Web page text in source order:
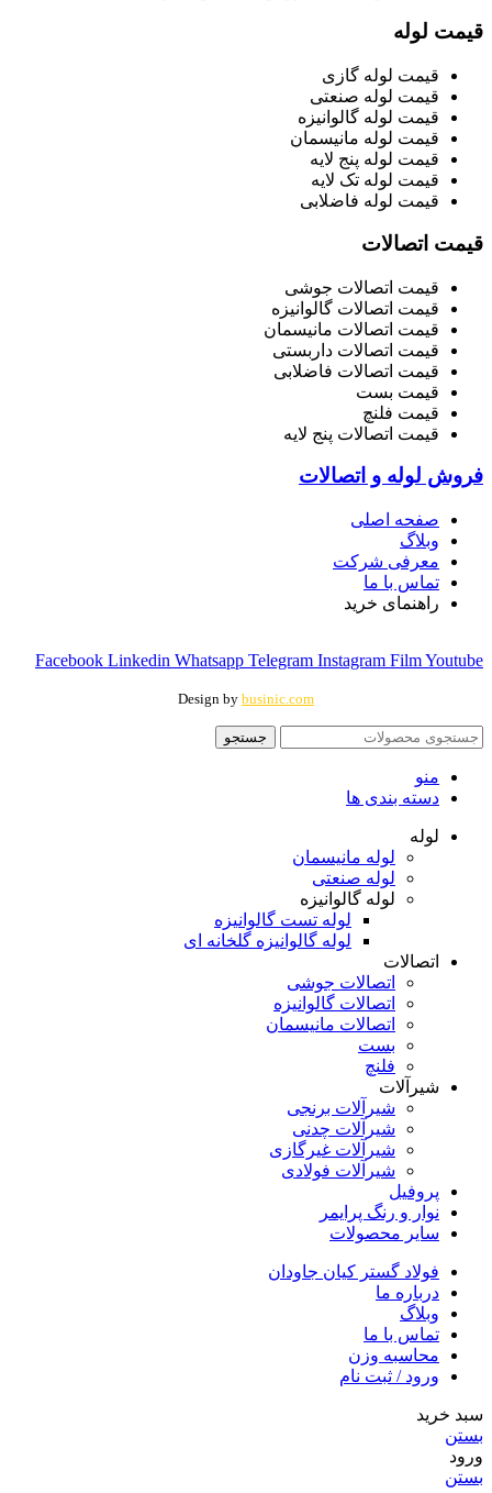
قیمت لوله
قیمت لوله گازی
قیمت لوله صنعتی
قیمت لوله گالوانیزه
قیمت لوله مانیسمان
قیمت لوله پنج لایه
قیمت لوله تک لایه
قیمت لوله فاضلابی
قیمت اتصالات
قیمت اتصالات جوشی
قیمت اتصالات گالوانیزه
قیمت اتصالات مانیسمان
قیمت اتصالات داربستی
قیمت اتصالات فاضلابی
قیمت بست
قیمت فلنچ
قیمت اتصالات پنج لایه
فروش لوله و اتصالات
صفحه اصلی
وبلاگ
معرفی شرکت
تماس با ما
راهنمای خرید
Facebook Linkedin Whatsapp Telegram Instagram FilmYoutube
Design by businic.com
جستجو
منو
دسته بندی ها
لوله
لوله مانیسمان
لوله صنعتی
لوله گالوانیزه
لوله تست گالوانیزه
لوله گالوانیزه گلخانه ای
اتصالات
اتصالات جوشی
اتصالات گالوانیزه
اتصالات مانیسمان
بست
فلنچ
شیرآلات
شیرآلات برنجی
شیرآلات چدنی
شیرآلات غیرگازی
شیرآلات فولادی
پروفیل
نوار و رنگ پرایمر
سایر محصولات
فولاد گستر کیان جاودان
درباره ما
وبلاگ
تماس با ما
محاسبه وزن
ورود / ثبت نام
سبد خرید
بستن
ورود
بستن